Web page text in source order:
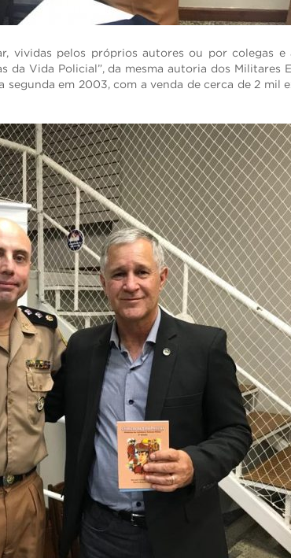
pelos próprios autores ou por colegas e
da Vida Policial”, da mesma autoria dos Militares
segunda em 2003, com a venda de cerca de 2 mil